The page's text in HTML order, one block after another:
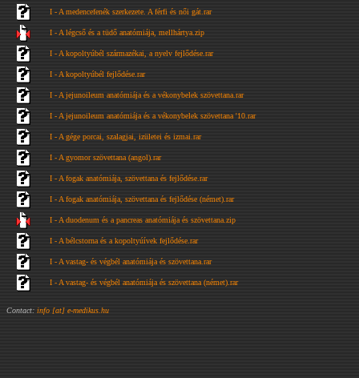
I - A medencefenék szerkezete. A férfi és női gát.rar
I - A légcső és a tüdő anatómiája, mellhártya.zip
I - A kopoltyúbél származékai, a nyelv fejlődése.rar
I - A kopoltyúbél fejlődése.rar
I - A jejunoileum anatómiája és a vékonybelek szövettana.rar
I - A jejunoileum anatómiája és a vékonybelek szövettana '10.rar
I - A gége porcai, szalagjai, izületei és izmai.rar
I - A gyomor szövettana (angol).rar
I - A fogak anatómiája, szövettana és fejlődése.rar
I - A fogak anatómiája, szövettana és fejlődése (német).rar
I - A duodenum és a pancreas anatómiája és szövettana.zip
I - A bélcstorna és a kopoltyúívek fejlődése.rar
I - A vastag- és végbél anatómiája és szövettana.rar
I - A vastag- és végbél anatómiája és szövettana (német).rar
Contact: info [at] e-medikus.hu